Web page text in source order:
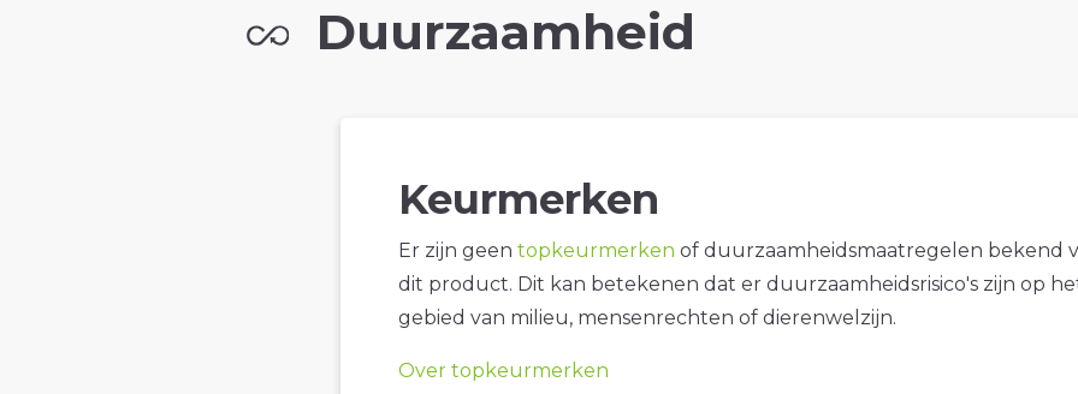
Duurzaamheid
Keurmerken
Er zijn geen topkeurmerken of duurzaamheidsmaatregelen bekend
dit product. Dit kan betekenen dat er duurzaamheidsrisico's zijn op
gebied van milieu, mensenrechten of dierenwelzijn.
Over topkeurmerken